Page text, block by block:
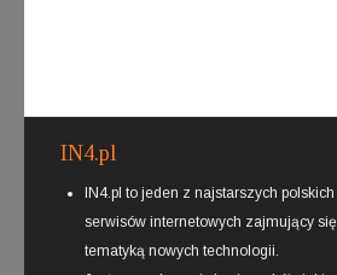
IN4.pl
IN4.pl to jeden z najstarszych polskich
serwisów internetowych zajmujący się
tematyką nowych technologii.